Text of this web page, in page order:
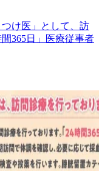
け医」として、訪
365日」医療従事者